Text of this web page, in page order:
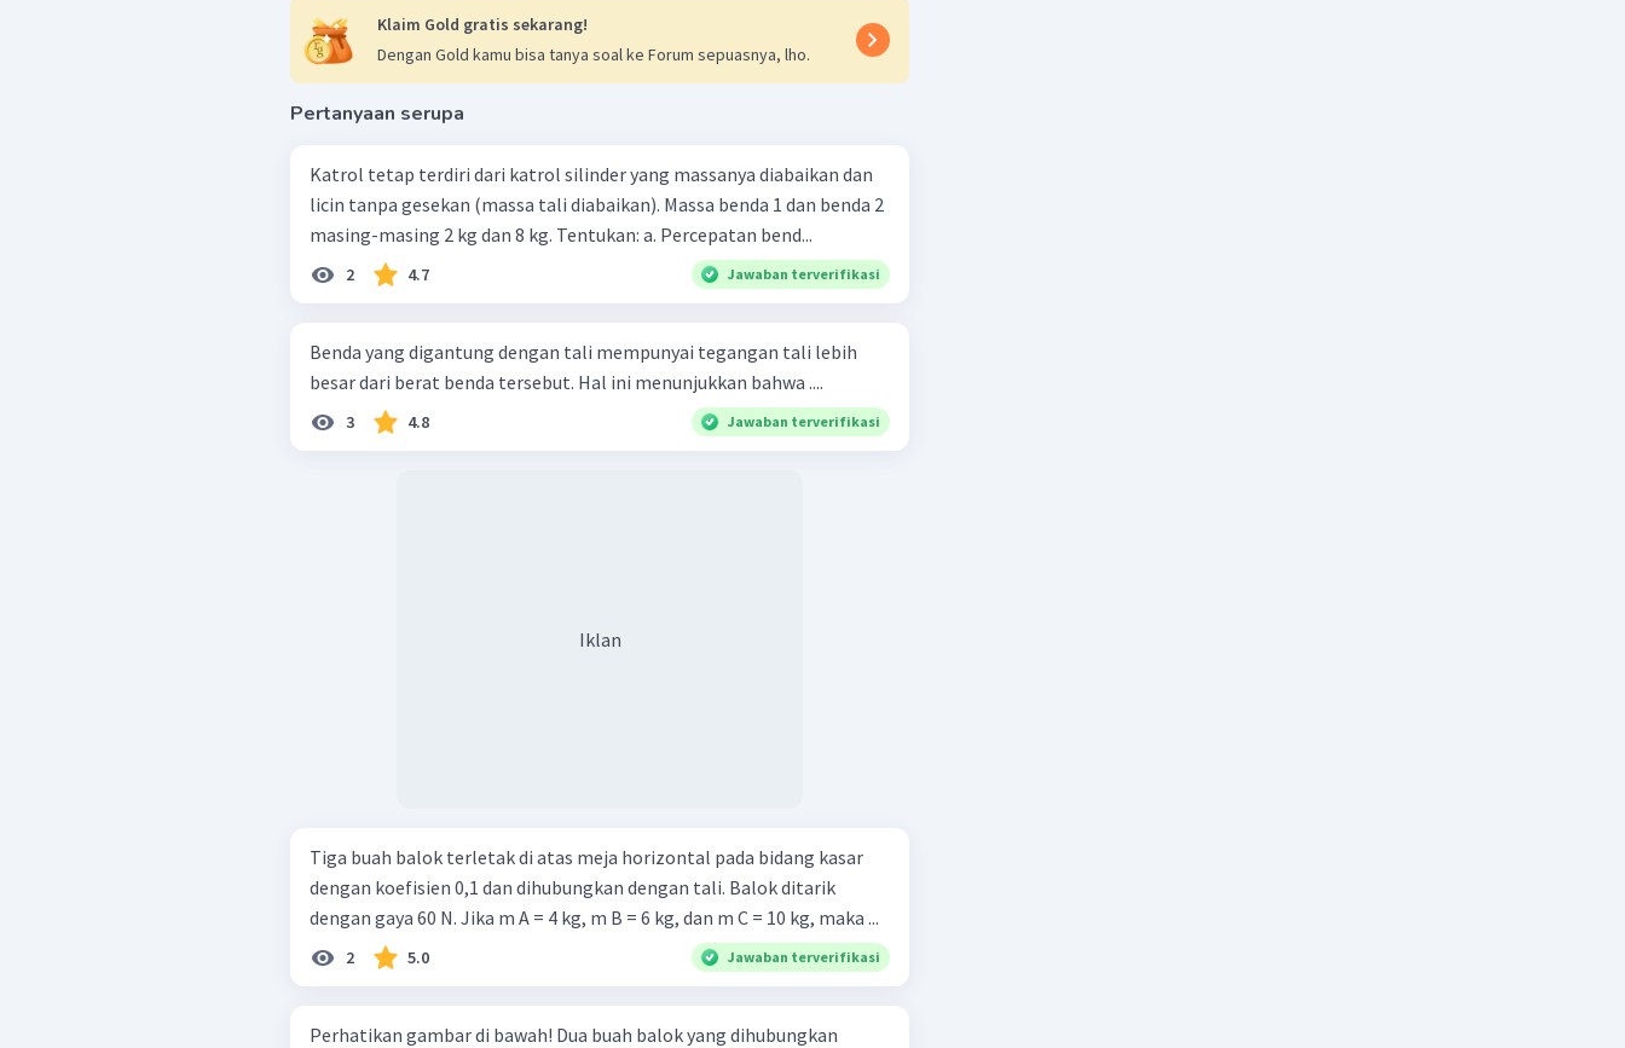
Klaim Gold gratis sekarang!
Dengan Gold kamu bisa tanya soal ke Forum sepuasnya, lho.
Pertanyaan serupa
Katrol tetap terdiri dari katrol silinder yang massanya diabaikan dan
licin tanpa gesekan (massa tali diabaikan). Massa benda 1 dan benda 2
masing-masing 2 kg dan 8 kg. Tentukan: a. Percepatan bend...
2 4.7 Jawaban terverifikasi
Benda yang digantung dengan tali mempunyai tegangan tali lebih
besar dari berat benda tersebut. Hal ini menunjukkan bahwa ....
3 4.8 Jawaban terverifikasi
Iklan
Tiga buah balok terletak di atas meja horizontal pada bidang kasar
dengan koefisien 0,1 dan dihubungkan dengan tali. Balok ditarik
dengan gaya 60 N. Jika m A = 4 kg, m B = 6 kg, dan m C = 10 kg, maka ...
2 5.0 Jawaban terverifikasi
Perhatikan gambar di bawah! Dua buah balok yang dihubungkan